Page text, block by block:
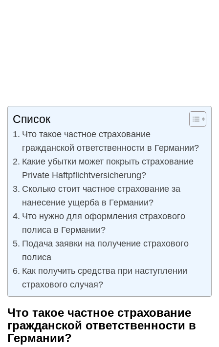
Список
Что такое частное страхование
гражданской ответственности в Германии?
Какие убытки может покрыть страхование
Private Haftpflichtversicherung?
Сколько стоит частное страхование за
нанесение ущерба в Германии?
Что нужно для оформления страхового
полиса в Германии?
Подача заявки на получение страхового
полиса
Как получить средства при наступлении
страхового случая?
Что такое частное страхование
гражданской ответственности в
Германии?